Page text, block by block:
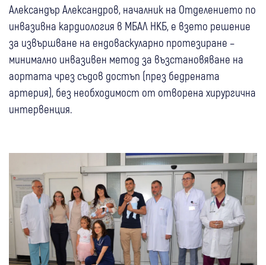
Александър Александров, началник на Отделението по
инвазивна кардиология в МБАЛ НКБ, е взето решение
за извършване на ендоваскуларно протезиране –
минимално инвазивен метод за възстановяване на
аортата чрез съдов достъп (през бедрената
артерия), без необходимост от отворена хирургична
интервенция.